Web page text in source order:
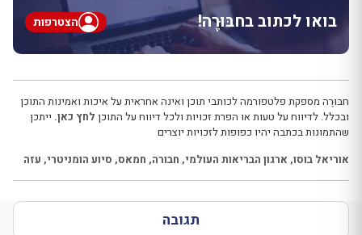
בואו לכתוב בחבּוּרֶה! הצטרפות
חבּוּרֶה מספקת פלטפורמה לכותבי תוכן ואינה אחראית על איכות ואמינות התוכן
ובכלל. לדיווח על טעות או הפרת זכויות ולכל דיווח על התוכן לחץ כאן. ייתכן
שהתמונות בכתבה יהיו כפופות לזכויות יוצרים
אוריאל בוסו, ארגון הבריאות העולמי, חבורה, חמאס, סיוע הומניטרי, עזה
תגובה